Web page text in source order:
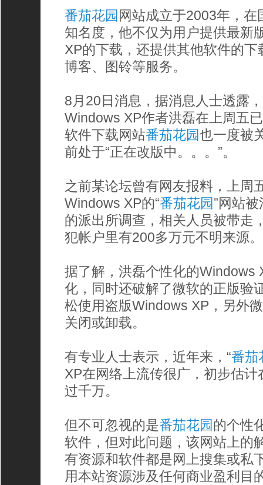
番茄花园网站成立于2003年，
知名度，他不仅为用户提供最新
XP的下载，还提供其他软件的
博客、图铃等服务。
8月20日消息，据消息人士透露，
Windows XP作者洪磊在上周五
软件下载网站番茄花园也一度被
前处于“正在改版中。。。”。
之前某论坛曾有网友报料，上周
Windows XP的“番茄花园”网站
的派出所调查，相关人员被带走
犯帐户里有200多万元不明来源。
据了解，洪磊个性化的Windows
化，同时还破解了微软的正版验
松使用盗版Windows XP，另外
关闭或卸载。
有专业人士表示，近年来，“番茄
XP在网络上流传很广，初步估
过千万。
但不可忽视的是番茄花园的个性
软件，但对此问题，该网站上的
有资源和软件都是网上搜集或私
用本站资源涉及任何商业盈利目